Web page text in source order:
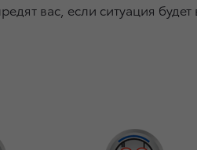
вас, если ситуация